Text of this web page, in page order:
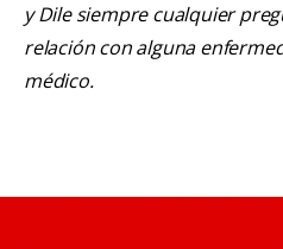
y Dile siempre cualquier
relación con alguna
médico.